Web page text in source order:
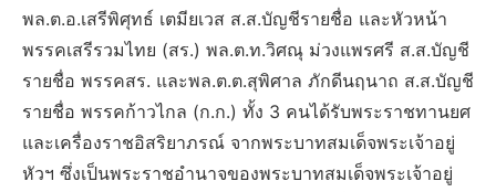
พล.ต.อ.เสรีพิศุทธ์ เตมียเวส ส.ส.บัญชีรายชื่อ และหัวหน้า
พรรคเสรีรวมไทย (สร.) พล.ต.ท.วิศณุ ม่วงแพรศรี ส.ส.บัญชี
รายชื่อ พรรคสร. และพล.ต.ต.สุพิศาล ภักดีนฤนาถ ส.ส.บัญชี
รายชื่อ พรรคก้าวไกล (ก.ก.) ทั้ง 3 คนได้รับพระราชทานยศ
และเครื่องราชอิสริยาภรณ์ จากพระบาทสมเด็จพระเจ้าอยู่
หัวฯ ซึ่งเป็นพระราชอำนาจของพระบาทสมเด็จพระเจ้าอยู่